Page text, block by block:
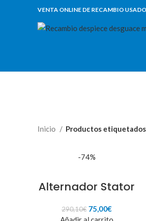
VENTA ONLINE DE RECAMBIO
Inicio Productos etiquetados
-74%
Alternador Stator
290,10€ El
precio
75,00€El
precio